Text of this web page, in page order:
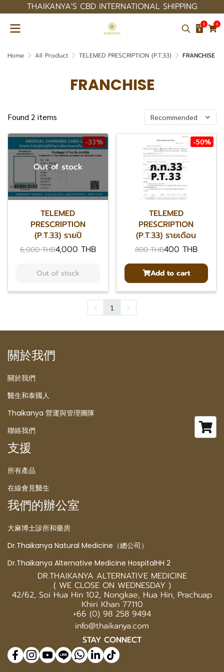
THAIKANYA'S CBD INTERNATIONAL SHIPPING
0 0
Home All Product TELEMED PRESCRIPTION (P.T.33) FRANCHISE
FRANCHISE
Found 2 items Recommended
-33%
Out of stock
TELEMED
PRESCRIPTION
(P.T.33) รายปี
6,000 THB4,000 THB
Out of stock
-50%
TELEMED
PRESCRIPTION
(P.T.33) รายเดือน
800 THB400 THB
Add to cart
1
關於我們
關於我們
醫生和泰國人
Thaikanya 營運與管理團隊
聯絡我們
支援
所有產品
在線會見醫生
我們的辦公室
大麻博士診所和藥房
Dr.Thaikanya Natural Medicine（總公司）
Dr.Thaikanya Alternative Medicine HospitalHH 2
DR.THAIKANYA ALTERNATIVE MEDICINE
( WE CLOSE ON WEDNESDAY )
42/62, Soi Hua Hin 102, Nongkae, Hua Hin, Prachuap
Khiri Khan 77110
+66 (0) 98 258 9494
info@thaikanya.com
STAY CONNECT